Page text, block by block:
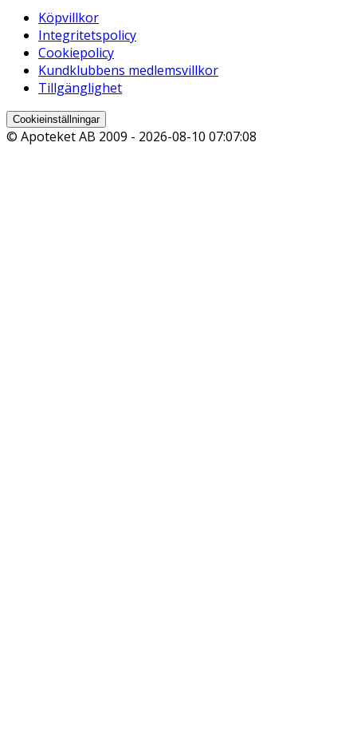
Köpvillkor
Integritetspolicy
Cookiepolicy
Kundklubbens medlemsvillkor
Tillgänglighet
Cookieinställningar
© Apoteket AB 2009 - 2026-08-10 07:07:08